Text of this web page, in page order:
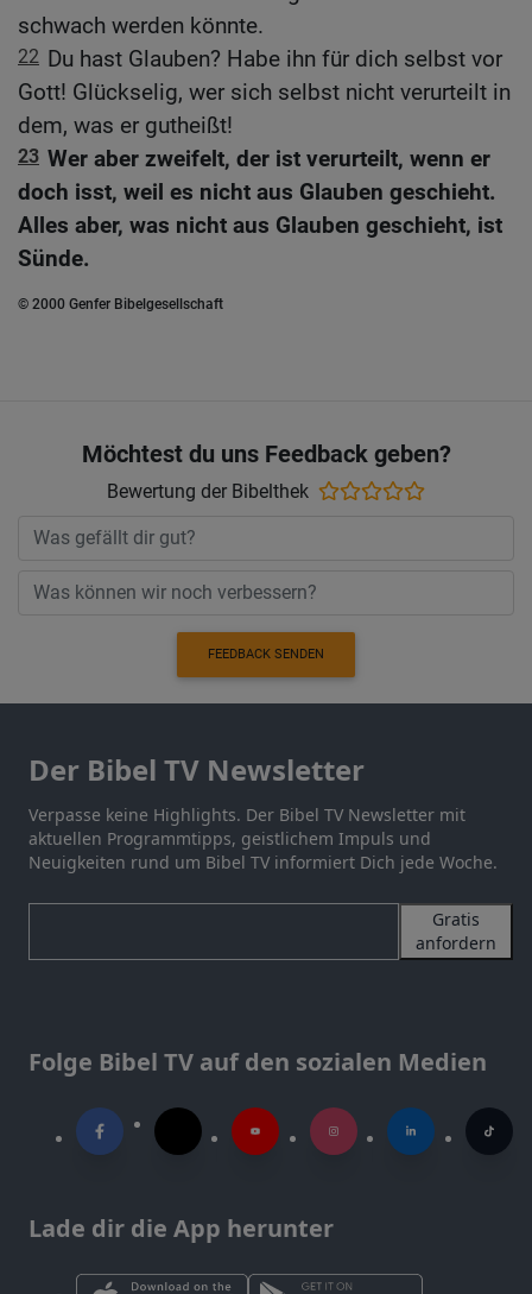
schwach werden könnte.
22 Du hast Glauben? Habe ihn für dich selbst vor
Gott! Glückselig, wer sich selbst nicht verurteilt in
dem, was er gutheißt!
23 Wer aber zweifelt, der ist verurteilt, wenn er
doch isst, weil es nicht aus Glauben geschieht.
Alles aber, was nicht aus Glauben geschieht, ist
Sünde.
© 2000 Genfer Bibelgesellschaft
Möchtest du uns Feedback geben?
Bewertung der Bibelthek
FEEDBACK SENDEN
Der Bibel TV Newsletter
Verpasse keine Highlights. Der Bibel TV Newsletter mit
aktuellen Programmtipps, geistlichem Impuls und
Neuigkeiten rund um Bibel TV informiert Dich jede Woche.
Gratis
anfordern
Folge Bibel TV auf den sozialen Medien
Lade dir die App herunter